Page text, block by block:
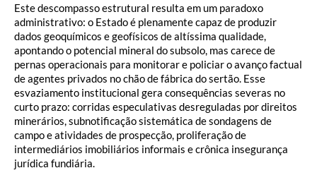
Este descompasso estrutural resulta em um paradoxo
administrativo: o Estado é plenamente capaz de produzir
dados geoquímicos e geofísicos de altíssima qualidade,
apontando o potencial mineral do subsolo, mas carece de
pernas operacionais para monitorar e policiar o avanço factual
de agentes privados no chão de fábrica do sertão. Esse
esvaziamento institucional gera consequências severas no
curto prazo: corridas especulativas desreguladas por direitos
minerários, subnotificação sistemática de sondagens de
campo e atividades de prospecção, proliferação de
intermediários imobiliários informais e crônica insegurança
jurídica fundiária.